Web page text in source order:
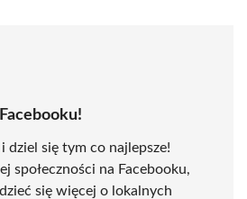
się tym co najlepsze!
społeczności na Facebooku,
się więcej o lokalnych